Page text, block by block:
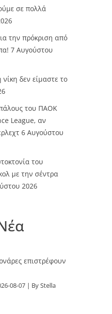
σε πολλά
την πρόκριση από
7 Αυγούστου
δεν είμαστε το
του ΠΑΟΚ
League, αν
6 Αυγούστου
του
με την σέντρα
2026
επιστρέφουν
08-07
By Stella